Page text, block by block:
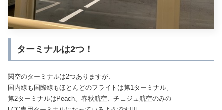
ターミナルは2つ！
関空のターミナルは2つありますが、
国内線も国際線もほとんどのフライトは第1ターミナル、
第2ターミナルはPeach、春秋航空、チェジュ航空のみの